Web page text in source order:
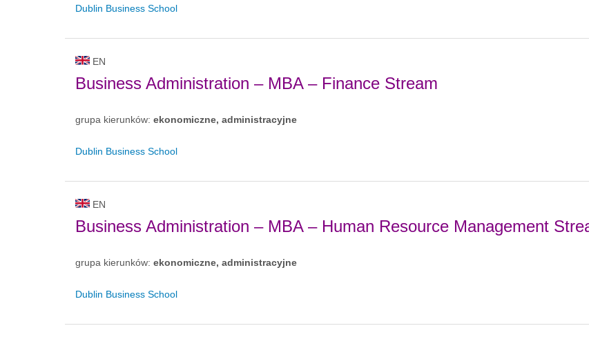
Dublin Business School
EN
Business Administration – MBA – Finance Stream
grupa kierunków: ekonomiczne, administracyjne
Dublin Business School
EN
Business Administration – MBA – Human Resource Management
grupa kierunków: ekonomiczne, administracyjne
Dublin Business School